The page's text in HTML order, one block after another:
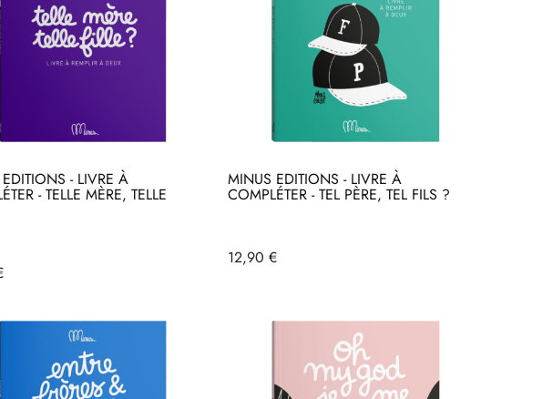
- LIVRE À
- TELLE MÈRE, TELLE
MINUS EDITIONS - LIVRE À
COMPLÉTER - TEL PÈRE, TEL FILS ?
Prix
12,90 €